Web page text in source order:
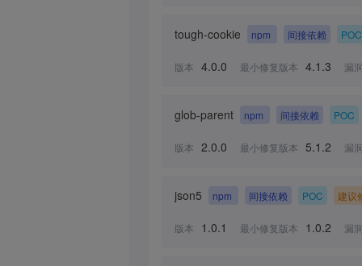
tough-cookie npm 间接依赖 POC
版本 4.0.0 最小修复版本 4.1.3 漏
glob-parent npm 间接依赖 POC
版本 2.0.0 最小修复版本 5.1.2 漏
json5 npm 间接依赖 POC 建议
版本 1.0.1 最小修复版本 1.0.2 漏